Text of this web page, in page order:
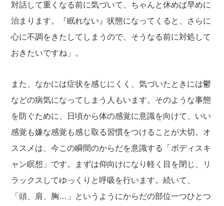
対話して重くなる前に気づいて、ちゃんと休めば早めに
治まります。『眠れない』状態になってくると、さらに
心に不調をきたしてしまうので、そうなる前に対処して
おきたいですね」。
また、なかには症状を感じにくく、気づいたときには鬱
などの病気になってしまう人もいます。そのような事態
を防ぐために、日頃から体の感覚に意識を向けて、いい
感覚も嫌な感覚も感じ取る習慣をつけることが大切。オ
ススメは、今この瞬間のからだを意識する「ボディスキ
ャン瞑想」です。まずは仰向けになり軽く目を閉じ、リ
ラックスしてゆっくりと呼吸を行います。続いて、
「頭、肩、胸…」というようにからだの部位一つひとつ